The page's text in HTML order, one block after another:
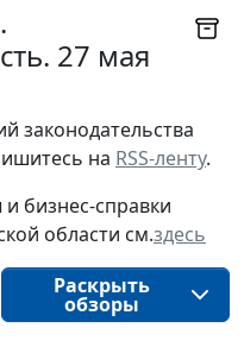
27 мая
законодательства
на RSS-ленту.
бизнес-справки
области см.здесь
Раскрыть
обзоры